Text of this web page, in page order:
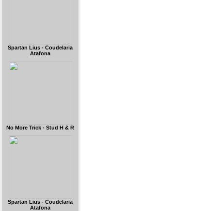
Spartan Lius - Coudelaria
Atafona
No More Trick - Stud H & R
Spartan Lius - Coudelaria
Atafona